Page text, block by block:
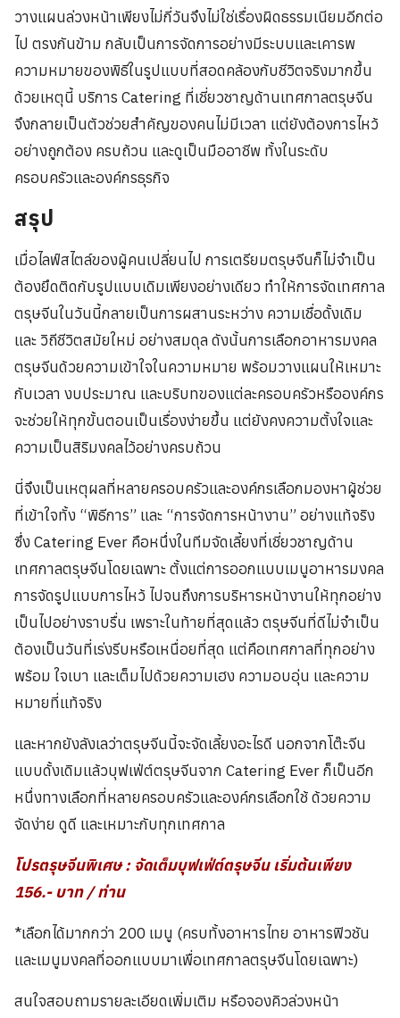
วางแผนล่วงหน้าเพียงไม่กี่วันจึงไม่ใช่เรื่องผิดธรรมเนียมอีกต่อ
ไป ตรงกันข้าม กลับเป็นการจัดการอย่างมีระบบและเคารพ
ความหมายของพิธีในรูปแบบที่สอดคล้องกับชีวิตจริงมากขึ้น
ด้วยเหตุนี้ บริการ Catering ที่เชี่ยวชาญด้านเทศกาลตรุษจีน
จึงกลายเป็นตัวช่วยสำคัญของคนไม่มีเวลา แต่ยังต้องการไหว้
อย่างถูกต้อง ครบถ้วน และดูเป็นมืออาชีพ ทั้งในระดับ
ครอบครัวและองค์กรธุรกิจ
สรุป
เมื่อไลฟ์สไตล์ของผู้คนเปลี่ยนไป การเตรียมตรุษจีนก็ไม่จำเป็น
ต้องยึดติดกับรูปแบบเดิมเพียงอย่างเดียว ทำให้การจัดเทศกาล
ตรุษจีนในวันนี้กลายเป็นการผสานระหว่าง ความเชื่อดั้งเดิม
และ วิถีชีวิตสมัยใหม่ อย่างสมดุล ดังนั้นการเลือกอาหารมงคล
ตรุษจีนด้วยความเข้าใจในความหมาย พร้อมวางแผนให้เหมาะ
กับเวลา งบประมาณ และบริบทของแต่ละครอบครัวหรือองค์กร
จะช่วยให้ทุกขั้นตอนเป็นเรื่องง่ายขึ้น แต่ยังคงความตั้งใจและ
ความเป็นสิริมงคลไว้อย่างครบถ้วน
นี่จึงเป็นเหตุผลที่หลายครอบครัวและองค์กรเลือกมองหาผู้ช่วย
ที่เข้าใจทั้ง “พิธีการ” และ “การจัดการหน้างาน” อย่างแท้จริง
ซึ่ง Catering Ever คือหนึ่งในทีมจัดเลี้ยงที่เชี่ยวชาญด้าน
เทศกาลตรุษจีนโดยเฉพาะ ตั้งแต่การออกแบบเมนูอาหารมงคล
การจัดรูปแบบการไหว้ ไปจนถึงการบริหารหน้างานให้ทุกอย่าง
เป็นไปอย่างราบรื่น เพราะในท้ายที่สุดแล้ว ตรุษจีนที่ดีไม่จำเป็น
ต้องเป็นวันที่เร่งรีบหรือเหนื่อยที่สุด แต่คือเทศกาลที่ทุกอย่าง
พร้อม ใจเบา และเต็มไปด้วยความเฮง ความอบอุ่น และความ
หมายที่แท้จริง
และหากยังลังเลว่าตรุษจีนนี้จะจัดเลี้ยงอะไรดี นอกจากโต๊ะจีน
แบบดั้งเดิมแล้วบุฟเฟ่ต์ตรุษจีนจาก Catering Ever ก็เป็นอีก
หนึ่งทางเลือกที่หลายครอบครัวและองค์กรเลือกใช้ ด้วยความ
จัดง่าย ดูดี และเหมาะกับทุกเทศกาล
โปรตรุษจีนพิเศษ : จัดเต็มบุฟเฟ่ต์ตรุษจีน เริ่มต้นเพียง
156.- บาท / ท่าน
*เลือกได้มากกว่า 200 เมนู (ครบทั้งอาหารไทย อาหารฟิวชัน
และเมนูมงคลที่ออกแบบมาเพื่อเทศกาลตรุษจีนโดยเฉพาะ)
สนใจสอบถามรายละเอียดเพิ่มเติม หรือจองคิวล่วงหน้า